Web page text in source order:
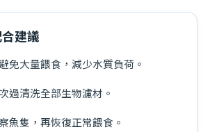
建議
免大量餵食，減少水質負荷。
過清洗全部生物濾材。
魚隻，再恢復正常餵食。